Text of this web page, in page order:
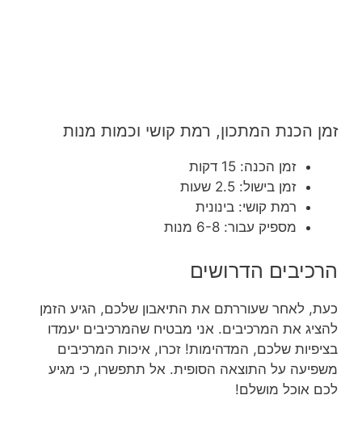
זמן הכנת המתכון, רמת קושי וכמות מנות
זמן הכנה: 15 דקות
זמן בישול: 2.5 שעות
רמת קושי: בינונית
מספיק עבור: 6-8 מנות
הרכיבים הדרושים
כעת, לאחר שעוררתם את התיאבון שלכם, הגיע הזמן
להציג את המרכיבים. אני מבטיח שהמרכיבים יעמדו
בציפיות שלכם, המדהימות! זכרו, איכות המרכיבים
משפיעה על התוצאה הסופית. אל תתפשרו, כי מגיע
לכם אוכל מושלם!